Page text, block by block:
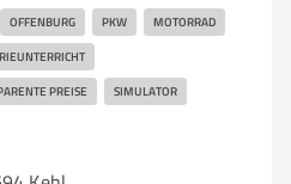
OFFENBURG PKW MOTORRAD
PREISE SIMULATOR